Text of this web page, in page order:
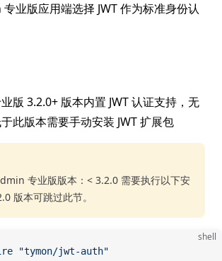
业版应用端选择 JWT 作为标准身份认
版 3.2.0+ 版本内置 JWT 认证支持，无
此版本需要手动安装 JWT 扩展包
专业版版本：< 3.2.0 需要执行以下安
版本可跳过此节。
shell
"tymon/jwt-auth"